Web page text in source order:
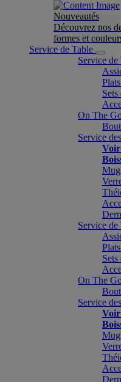
Nouveautés
Découvrez nos
formes et
Service de Table
Service de
On The
Service
Voir
Service de
On The
Service
Voir